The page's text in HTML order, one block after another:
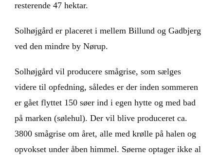
resterende 47 hektar.
Solhøjgård er placeret i mellem Billund og Gadbjerg
ved den mindre by Nørup.
Solhøjgård vil producere smågrise, som sælges
videre til opfedning, således er der inden sommeren
er gået flyttet 150 søer ind i egen hytte og med bad
på marken (sølehul). Der vil blive produceret ca.
3800 smågrise om året, alle med krølle på halen og
opvokset under åben himmel. Søerne optager ikke al